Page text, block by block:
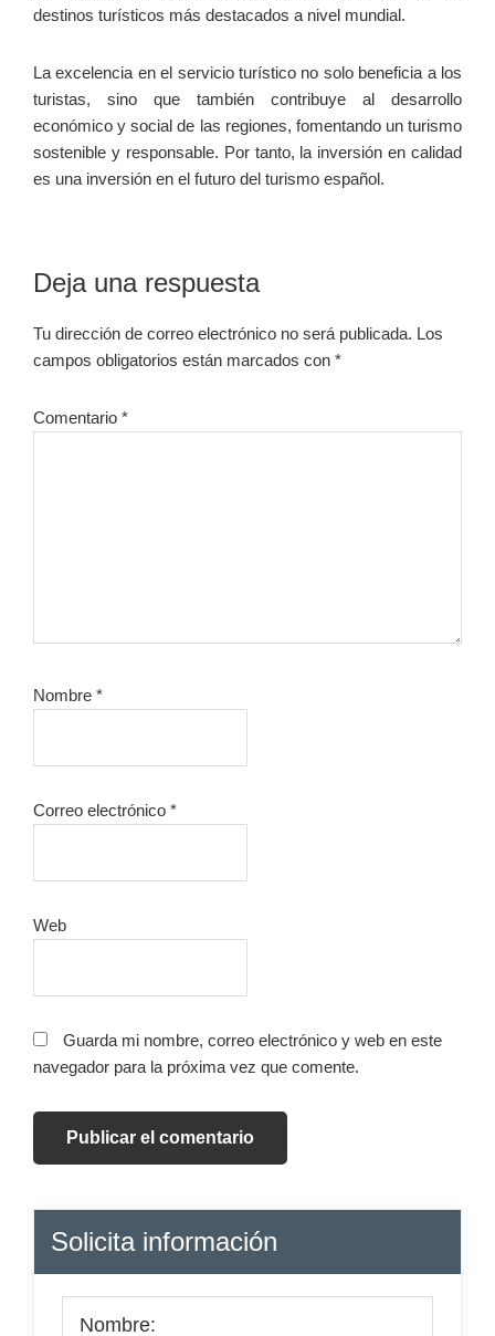
destinos turísticos más destacados a nivel mundial.
La excelencia en el servicio turístico no solo beneficia a los
turistas, sino que también contribuye al desarrollo
económico y social de las regiones, fomentando un turismo
sostenible y responsable. Por tanto, la inversión en calidad
es una inversión en el futuro del turismo español.
Interacciones
con
los
Deja una respuesta
Tu dirección de correo electrónico no será publicada. Los
campos obligatorios están marcados con *
Comentario *
Nombre *
Correo electrónico *
Web
Guarda mi nombre, correo electrónico y web en este
navegador para la próxima vez que comente.
Barra
lateral
principal
Solicita información